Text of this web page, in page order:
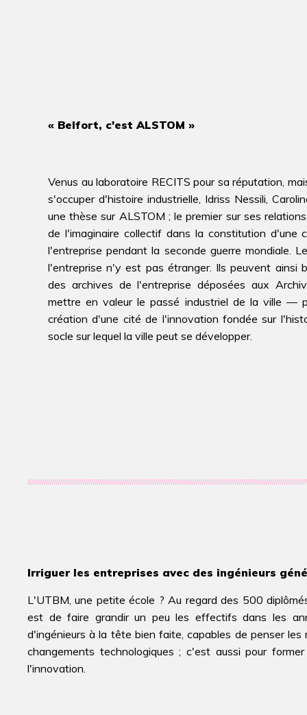
« Belfort, c'est ALSTOM »
Venus au laboratoire RECITS pour sa réputation,
s'occuper d'histoire industrielle, Idriss Nessili,
une thèse sur ALSTOM ; le premier sur ses
de l'imaginaire collectif dans la constitution d'une
l'entreprise pendant la seconde guerre mondiale.
l'entreprise n'y est pas étranger. Ils peuvent ainsi
des archives de l'entreprise déposées aux
mettre en valeur le passé industriel de la ville —
création d'une cité de l'innovation fondée sur
socle sur lequel la ville peut se développer.
Irriguer les entreprises avec des ingénieurs
L'UTBM, une petite école ? Au regard des 500
est de faire grandir un peu les effectifs dans les
d'ingénieurs à la tête bien faite, capables de penser
changements technologiques ; c'est aussi pour
l'innovation.